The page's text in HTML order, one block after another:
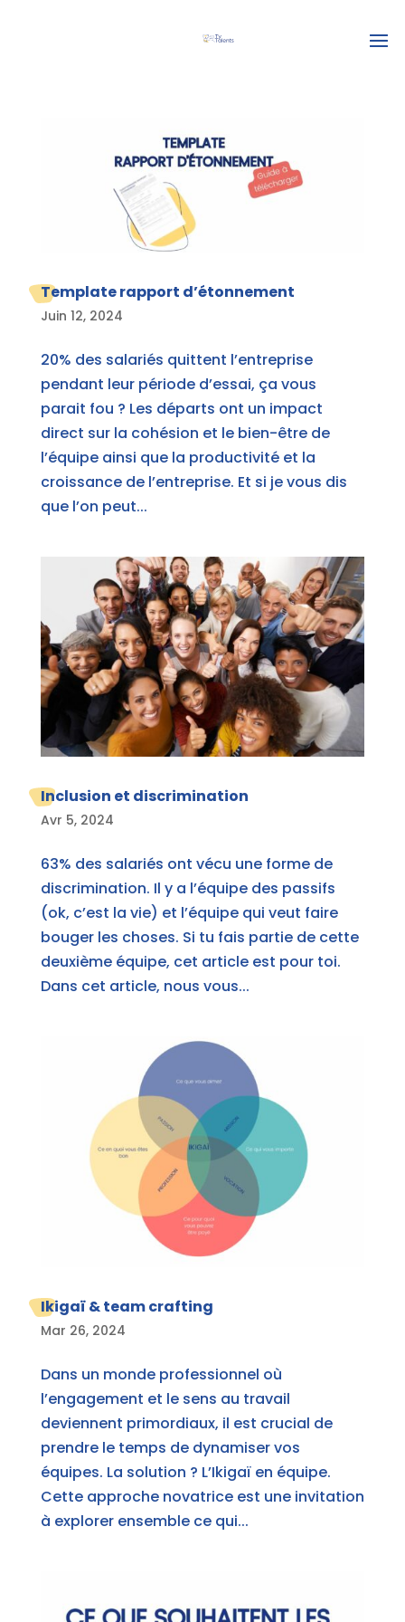
Template rapport d’étonnement
Juin 12, 2024
20% des salariés quittent l’entreprise
pendant leur période d’essai, ça vous
parait fou ? Les départs ont un impact
direct sur la cohésion et le bien-être de
l’équipe ainsi que la productivité et la
croissance de l’entreprise. Et si je vous dis
que l’on peut...
Inclusion et discrimination
Avr 5, 2024
63% des salariés ont vécu une forme de
discrimination. Il y a l’équipe des passifs
(ok, c’est la vie) et l’équipe qui veut faire
bouger les choses. Si tu fais partie de cette
deuxième équipe, cet article est pour toi.
Dans cet article, nous vous...
Ikigaï & team crafting
Mar 26, 2024
Dans un monde professionnel où
l’engagement et le sens au travail
deviennent primordiaux, il est crucial de
prendre le temps de dynamiser vos
équipes. La solution ? L’Ikigaï en équipe.
Cette approche novatrice est une invitation
à explorer ensemble ce qui...